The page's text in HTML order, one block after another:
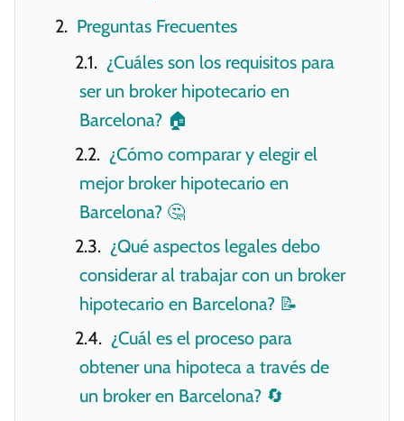
Preguntas Frecuentes
¿Cuáles son los requisitos para
ser un broker hipotecario en
Barcelona? 🏠
¿Cómo comparar y elegir el
mejor broker hipotecario en
Barcelona? 🤔
¿Qué aspectos legales debo
considerar al trabajar con un broker
hipotecario en Barcelona? 📝
¿Cuál es el proceso para
obtener una hipoteca a través de
un broker en Barcelona? 🔄